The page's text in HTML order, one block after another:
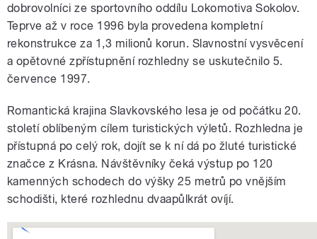
dobrovolníci ze sportovního oddílu Lokomotiva Sokolov.
Teprve až v roce 1996 byla provedena kompletní
rekonstrukce za 1,3 milionů korun. Slavnostní vysvěcení
a opětovné zpřístupnění rozhledny se uskutečnilo 5.
července 1997.
Romantická krajina Slavkovského lesa je od počátku 20.
století oblíbeným cílem turistických výletů. Rozhledna je
přístupná po celý rok, dojít se k ní dá po žluté turistické
značce z Krásna. Návštěvníky čeká výstup po 120
kamenných schodech do výšky 25 metrů po vnějším
schodišti, které rozhlednu dvaapůlkrát ovíjí.